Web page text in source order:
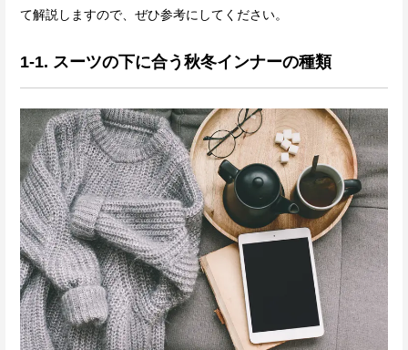
て解説しますので、ぜひ参考にしてください。
1-1. スーツの下に合う秋冬インナーの種類